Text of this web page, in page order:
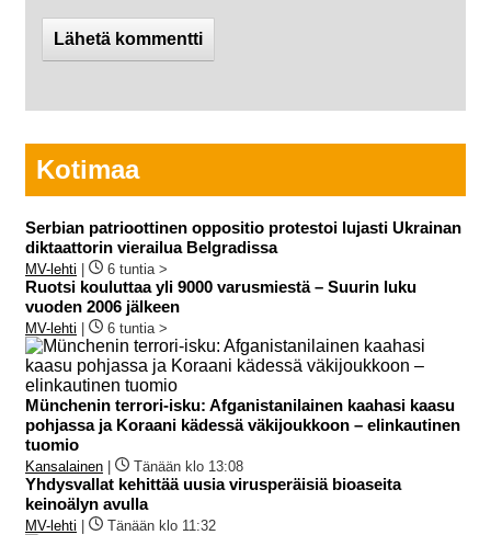
Kotimaa
Serbian patrioottinen oppositio protestoi lujasti Ukrainan
diktaattorin vierailua Belgradissa
MV-lehti 6 tuntia >
Ruotsi kouluttaa yli 9000 varusmiestä – Suurin luku
vuoden 2006 jälkeen
MV-lehti 6 tuntia >
Münchenin terrori-isku: Afganistanilainen kaahasi kaasu
pohjassa ja Koraani kädessä väkijoukkoon – elinkautinen
tuomio
Kansalainen Tänään klo 13:08
Yhdysvallat kehittää uusia virusperäisiä bioaseita
keinoälyn avulla
MV-lehti Tänään klo 11:32